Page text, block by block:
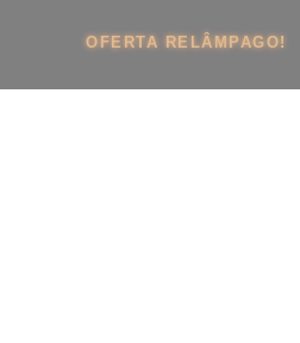
OFERTA RELÂMPAGO!